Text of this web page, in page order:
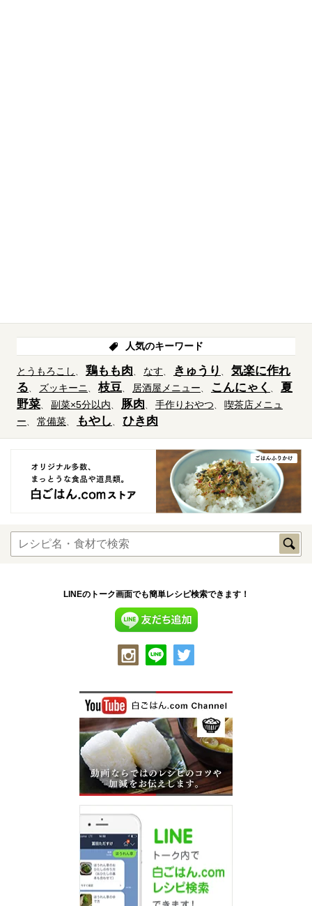
人気のキーワード
とうもろこし 鶏もも肉 なす きゅうり
気楽に作れ
る
ズッキーニ 枝豆 居酒屋メニュー こんにゃく
夏
野菜
副菜×5分以内 豚肉 手作りおやつ
喫茶店メニュ
ー
常備菜 もやし ひき肉
LINEのトーク画面でも簡単レシピ検索できます！